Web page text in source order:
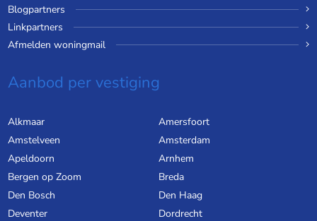
Blogpartners
Linkpartners
Afmelden woningmail
Aanbod per vestiging
Alkmaar
Amersfoort
Amstelveen
Amsterdam
Apeldoorn
Arnhem
Bergen op Zoom
Breda
Den Bosch
Den Haag
Deventer
Dordrecht